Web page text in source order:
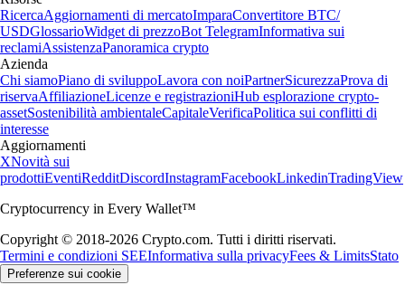
RicercaAggiornamenti di mercatoImparaConvertitore BTC/
USDGlossarioWidget di prezzoBot TelegramInformativa sui
reclamiAssistenzaPanoramica crypto
Azienda
Chi siamoPiano di sviluppoLavora con noiPartnerSicurezzaProva di
riservaAffiliazioneLicenze e registrazioniHub esplorazione crypto-
assetSostenibilità ambientaleCapitaleVerificaPolitica sui conflitti di
interesse
Aggiornamenti
XNovità sui
prodottiEventiRedditDiscordInstagramFacebookLinkedinTradingView
Cryptocurrency in Every Wallet™
Copyright © 2018-2026 Crypto.com. Tutti i diritti riservati.
Termini e condizioni SEEInformativa sulla privacyFees & LimitsStato
Preferenze sui cookie